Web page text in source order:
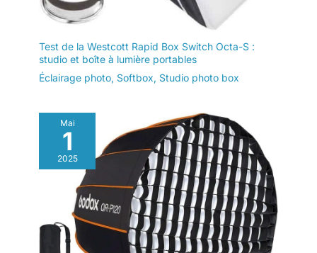
Test de la Westcott Rapid Box Switch Octa-S :
studio et boîte à lumière portables
Éclairage photo, Softbox, Studio photo box
Mai
1
2025